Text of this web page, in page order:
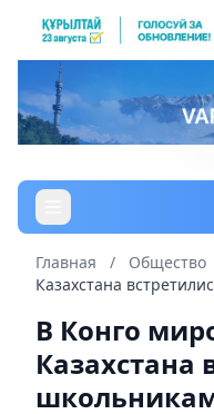
Главная / Общество
Казахстана
В Конго
Казахстана